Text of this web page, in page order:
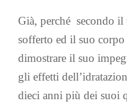
Già, perché secondo il
sofferto ed il suo
dimostrare il suo
gli effetti
dieci anni più dei suoi